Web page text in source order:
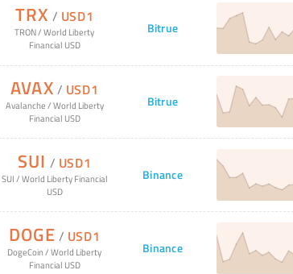
TRX / USD1
TRON/World Liberty
Financial USD
Bitrue
AVAX / USD1
Avalanche/World Liberty
Financial USD
Bitrue
SUI / USD1
SUI/World Liberty Financial
USD
Binance
DOGE / USD1
DogeCoin/World Liberty
Financial USD
Binance